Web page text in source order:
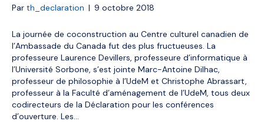
Par th_declaration | 9 octobre 2018
La journée de coconstruction au Centre culturel canadien de
l’Ambassade du Canada fut des plus fructueuses. La
professeure Laurence Devillers, professeure d’informatique à
l’Université Sorbone, s’est jointe Marc-Antoine Dilhac,
professeur de philosophie à l’UdeM et Christophe Abrassart,
professeur à la Faculté d’aménagement de l’UdeM, tous deux
codirecteurs de la Déclaration pour les conférences
d’ouverture. Les…